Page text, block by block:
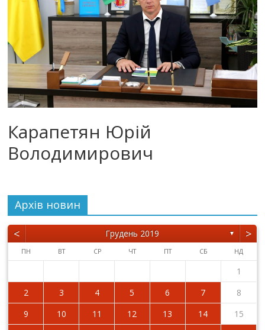
Карапетян Юрій
Володимирович
Архiв новин
< Грудень 2019 ▼ >
ПН ВТ СР ЧТ ПТ СБ НД
1
2
3 4 5 6 7
8
9
10 11 12 13 14
15